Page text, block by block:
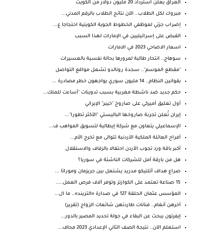
العراق يعلن استرداد 20 مليون دولار من الكويت
مبروك لكل الطلاب.. الآن نتائج الطلاب بالرقم المدني...
إضراب جزئي لموظفي الخطوط الجوية الكويتية احتجاجا ع...
القبض على إسرائيليين في الإمارات لهذا السبب
اسعار الاضاحي 2023 في الامارات
سوهاج.. انتحار طالبة لمرورها بحالة نفسية بالعسيرات
"مقطع الموسم".. سجدة رونالدو تشعل مواقع التواصل
بقوانين النظام.. 14 مليون سوري يواجهون خطر مصادرة ...
حكم جديد ضد ناشطة مغربية بسبب تدوينات "أساءت للملك...
أول تعليق أميركي على صاروخ "خيبر" الإيراني
إيران تُعلن تجربة صاروخها الباليستي "الأكثر تطورا"...
الإسماعيلي يتعاون مع شركة إيطالية لتسويق المواهب ف...
أفراح العائلة الملكية الأردنية تتوالى مع تخرج الأم...
أكبر باقة ورد تجوب الأردن احتفالا بالزفاف والاستقلال
هل من بارقة أمل للشركات الناشئة في سوريا؟
صراع هداف أتلتيكو مدريد يشتعل بين جريزمان وموراتا ...
15 صناعة تعتمد على الكوارتز وتوفر آلاف فرص العمل.....
المؤسس عثمان الحلقة 127 في صدارة «التريند».. ما ال...
آخرهن أنغام.. فنانات طاردتهن شائعات الزواج (تقرير)
إيفرتون يبحث عن البقاء في جولة تحديد المصير بالدور...
استعلم الآن.. نتيجة الصف الثاني الإعدادي 2023 محاف...